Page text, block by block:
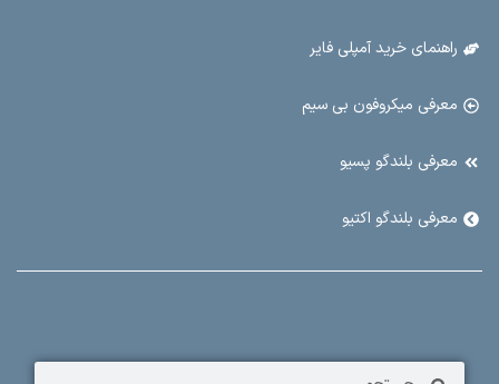
راهنمای خرید آمپلی فایر
معرفی میکروفون بی سیم
معرفی بلندگو پسیو
معرفی بلندگو اکتیو